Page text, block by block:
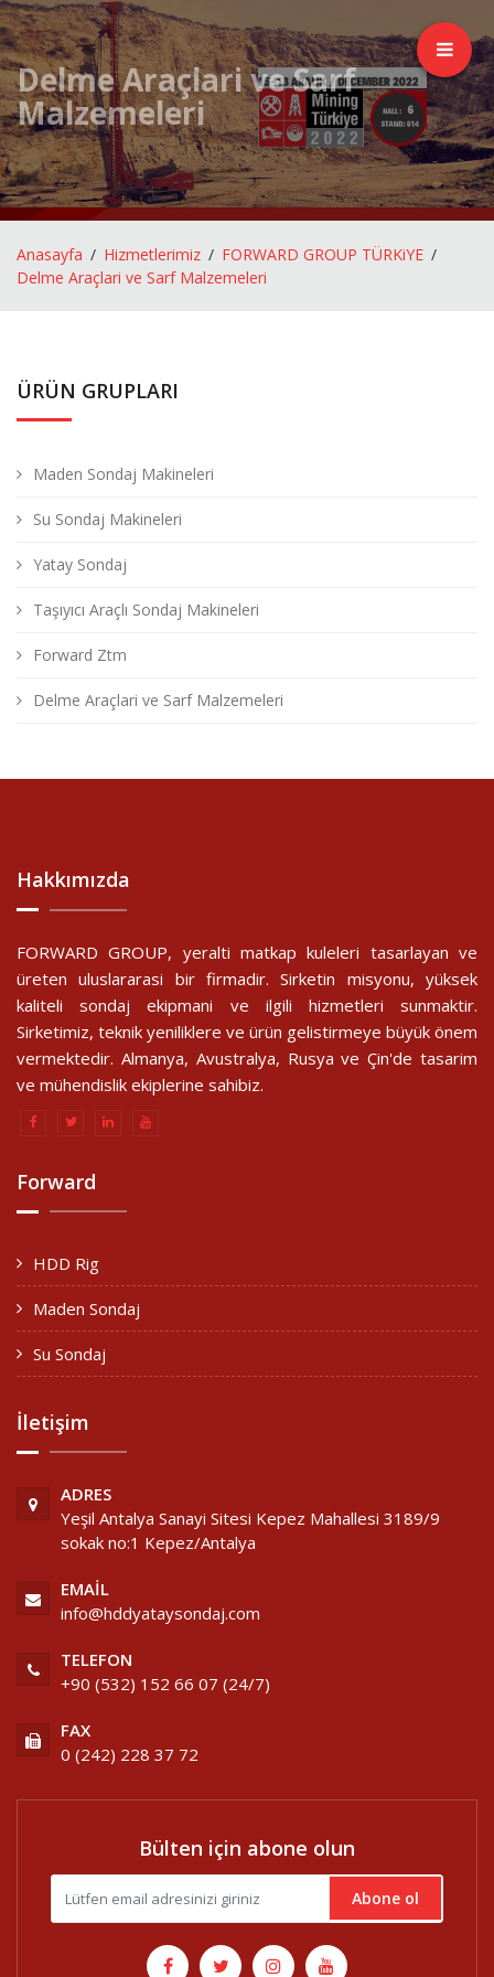
Delme Araçlari ve Sarf
Malzemeleri
Anasayfa Hizmetlerimiz
FORWARD GROUP TÜRKiYE
Delme Araçlari ve Sarf Malzemeleri
ÜRÜN GRUPLARI
Maden Sondaj Makineleri
Su Sondaj Makineleri
Yatay Sondaj
Taşıyıcı Araçlı Sondaj Makineleri
Forward Ztm
Delme Araçlari ve Sarf Malzemeleri
Hakkımızda
FORWARD GROUP, yeralti matkap kuleleri tasarlayan ve
üreten uluslararasi bir firmadir. Sirketin misyonu, yüksek
kaliteli sondaj ekipmani ve ilgili hizmetleri sunmaktir.
Sirketimiz, teknik yeniliklere ve ürün gelistirmeye büyük önem
vermektedir. Almanya, Avustralya, Rusya ve Çin'de tasarim
ve mühendislik ekiplerine sahibiz.
Forward
HDD Rig
Maden Sondaj
Su Sondaj
İletişim
ADRES
Yeşil Antalya Sanayi Sitesi Kepez Mahallesi 3189/9
sokak no:1 Kepez/Antalya
EMAIL
info@hddyataysondaj.com
TELEFON
+90 (532) 152 66 07 (24/7)
FAX
0 (242) 228 37 72
Bülten için abone olun
Abone ol